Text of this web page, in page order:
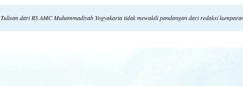
Tulisan dari RS AMC Muhammadiyah Yogyakarta tidak mewakili pandangan dari redaksi